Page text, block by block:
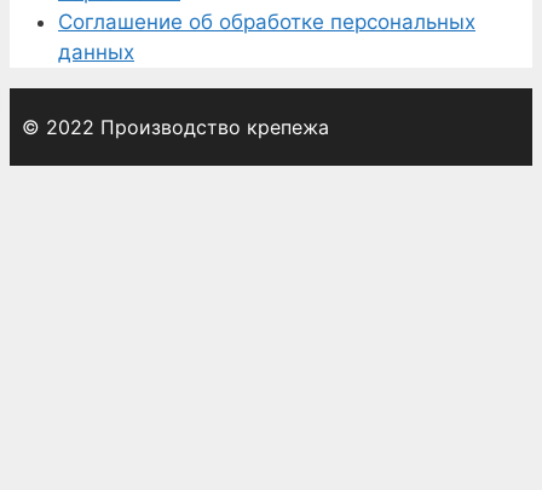
Соглашение об обработке персональных
данных
© 2022 Производство крепежа